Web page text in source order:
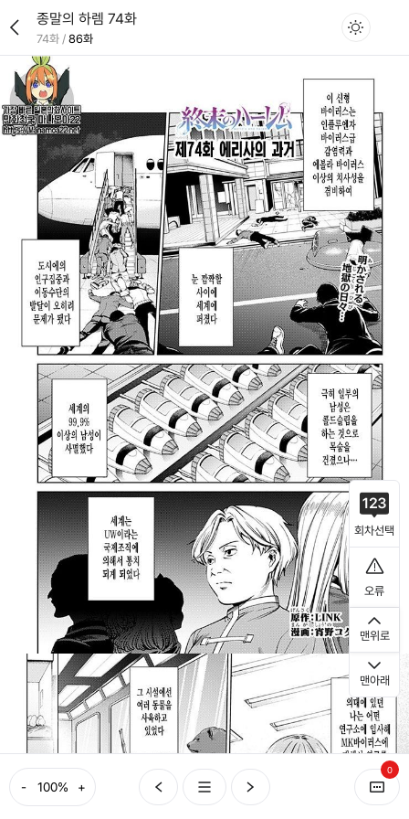
종말의 하렘 74화
74화 / 86화
- +
0
회차선택
오류
맨위로
맨아래